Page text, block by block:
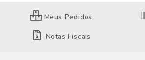
Meus Pedidos
Notas Fiscais